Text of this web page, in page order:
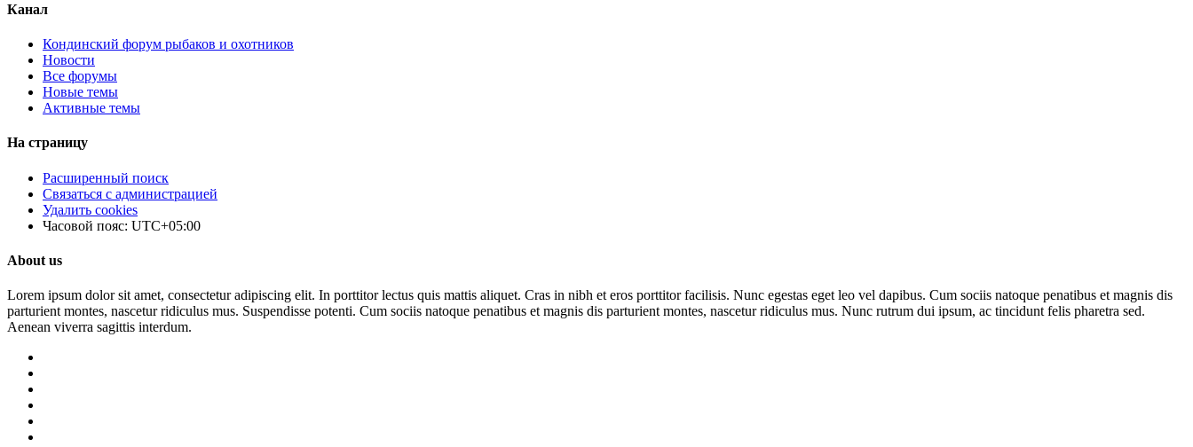
Канал
Кондинский форум рыбаков и охотников
Новости
Все форумы
Новые темы
Активные темы
На страницу
Расширенный поиск
Связаться с администрацией
Удалить cookies
Часовой пояс: UTC+05:00
About us
Lorem ipsum dolor sit amet, consectetur adipiscing elit. In porttitor lectus quis mattis aliquet. Cras in nibh et eros porttitor facilisis. Nunc egestas eget leo vel dapibus. Cum sociis natoque penatibus et magnis dis
parturient montes, nascetur ridiculus mus. Suspendisse potenti. Cum sociis natoque penatibus et magnis dis parturient montes, nascetur ridiculus mus. Nunc rutrum dui ipsum, ac tincidunt felis pharetra sed.
Aenean viverra sagittis interdum.